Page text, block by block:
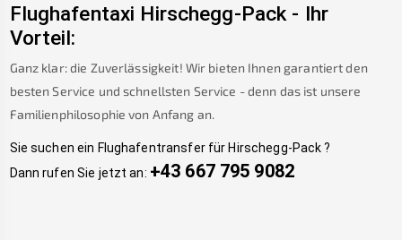
Flughafentaxi Hirschegg-Pack- Ihr
Vorteil:
Ganz klar: die Zuverlässigkeit! Wir bieten Ihnen garantiert den
besten Service und schnellsten Service - denn das ist unsere
Familienphilosophie von Anfang an.
Sie suchen ein Flughafentransfer für Hirschegg-Pack?
Dann rufen Sie jetzt an: +43 667 795 9082